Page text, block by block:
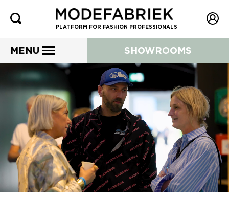
PLATFORM FOR FASHION PROFESSIONALS
MENU SHOWROOMS